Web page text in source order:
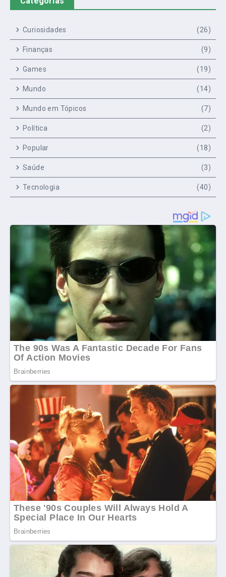
Curiosidades (26)
Finanças (9)
Games (19)
Mundo (14)
Mundo em Tópicos (7)
Política (2)
Popular (18)
Saúde (3)
Tecnologia (40)